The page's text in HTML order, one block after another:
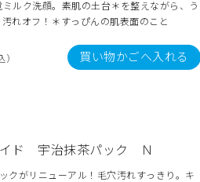
ルク洗顔。素肌の土台＊を整えながら、う
れオフ！＊すっぴんの肌表面のこと
） 買い物かごへ入れる
イド 宇治抹茶パック Ｎ
クがリニューアル！毛穴汚れすっきり。キ